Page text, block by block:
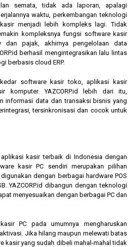
semata, tidak ada laporan, apalagi
waktu, perkembangan teknologi
menjadi lebih kompleks lagi. Tidak
kompleksnya fungsi software kasir
dan pajak, akhirnya pengelolaan data
berhasil mengintegrasikan lalu lintas
berbasis cloud ERP.
software kasir toko, aplikasi kasir
komputer. YAZCORP.id lebih dari itu,
informasi data dan transaksi bisnis yang
tersinkronisasi dan cocok untuk
aplikasi kasir terbaik di Indonesia dengan
kasir PC sendiri merupakan pilihan
dengan berbagai hardware POS
YAZCORP.id dibangun dengan teknologi
menyesuaikan dengan berbagai PC dan
PC pada umumnya mengharuskan
Jika hilang maupun melewati batas
kasir yang sudah dibeli mahal-mahal tidak